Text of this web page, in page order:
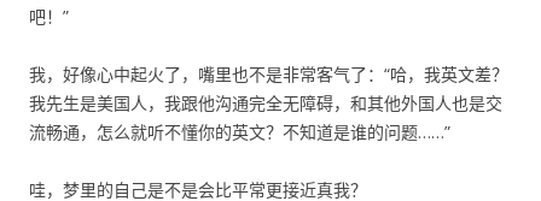
吧！”
我，好像心中起火了，嘴里也不是非常客气了：“哈，我英文差？
我先生是美国人，我跟他沟通完全无障碍，和其他外国人也是交
流畅通，怎么就听不懂你的英文？不知道是谁的问题……”
哇，梦里的自己是不是会比平常更接近真我？